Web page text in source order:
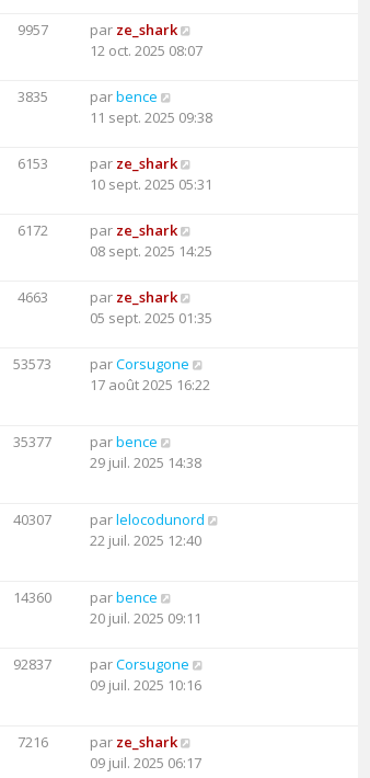
9957 par ze_shark
12 oct. 2025 08:07
3835 parbence
11 sept. 2025 09:38
6153 par ze_shark
10 sept. 2025 05:31
6172 par ze_shark
08 sept. 2025 14:25
4663 par ze_shark
05 sept. 2025 01:35
53573 parCorsugone
17 août 2025 16:22
35377 parbence
29 juil. 2025 14:38
40307 parlelocodunord
22 juil. 2025 12:40
14360 parbence
20 juil. 2025 09:11
92837 parCorsugone
09 juil. 2025 10:16
7216 par ze_shark
09 juil. 2025 06:17